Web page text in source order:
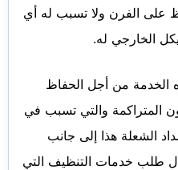
على الفرن ولا تسبب له أي
الخارجي له.
الخدمة من أجل الحفاظ
المتراكمة والتي تسبب في
الشعلة هذا إلى جانب
طلب خدمات التنظيف التي